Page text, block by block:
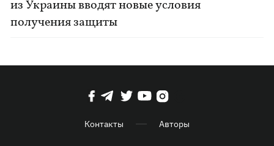
из Украины вводят новые условия
получения защиты
Контакты Авторы